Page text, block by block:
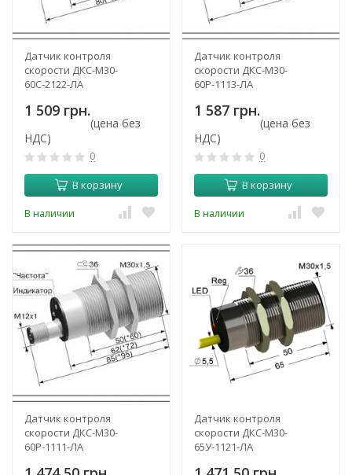
Датчик контроля
скорости ДКС-М30-
60С-2122-ЛА
1 509 грн.
(цена без
НДС)
0
В корзину
В наличии
Датчик контроля
скорости ДКС-М30-
60Р-1113-ЛА
1 587 грн.
(цена без
НДС)
0
В корзину
В наличии
Датчик контроля
скорости ДКС-М30-
60Р-1111-ЛА
Датчик контроля
скорости ДКС-М30-
65У-1121-ЛА